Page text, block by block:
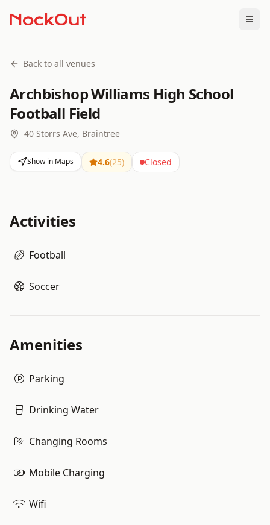
Back to all venues
Archbishop Williams High School
Football Field
40 Storrs Ave, Braintree
Show in Maps 4.6(25) Closed
Activities
Football
Soccer
Amenities
Parking
Drinking Water
Changing Rooms
Mobile Charging
Wifi